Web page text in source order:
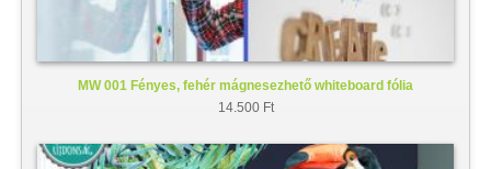
MW 001 Fényes, fehér mágnesezhető whiteboard fólia
14.500 Ft